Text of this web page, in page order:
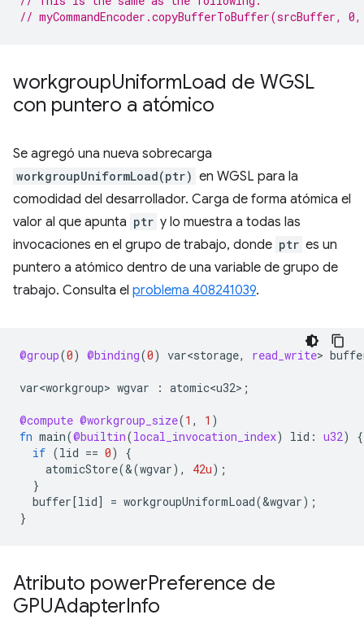
//
workgroupUniformLoad de WGSL
con puntero a atómico
Se agregó una nueva sobrecarga
workgroupUniformLoad(ptr) en WGSL para la
comodidad del desarrollador. Carga de forma atómica el
valor al que apunta ptr y lo muestra a todas las
invocaciones en el grupo de trabajo, donde ptr es un
puntero a atómico dentro de una variable de grupo de
trabajo. Consulta el problema 408241039.
@group(0) @binding(0) var<storage, read_write>
var<workgroup> wgvar : atomic<u32> ;
@compute @workgroup_size(1 , 1 )
fn main(@builtin(local_invocation_index) lid : u32)
{
if (lid == 0)
{
atomicStore(&(wgvar), 42u);
}
buffer[lid] = workgroupUniformLoad(&wgvar);
}
Atributo powerPreference de
GPUAdapterInfo